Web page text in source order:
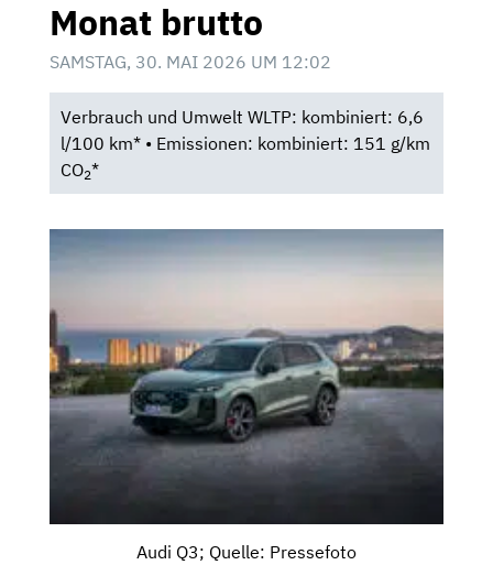
Monat brutto
SAMSTAG, 30. MAI 2026 UM 12:02
Verbrauch und Umwelt WLTP: kombiniert: 6,6
l/100 km* • Emissionen: kombiniert: 151 g/km
CO2*
Audi Q3; Quelle: Pressefoto